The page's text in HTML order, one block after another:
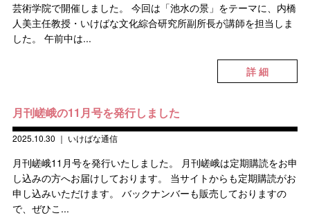
芸術学院で開催しました。 今回は「池水の景」をテーマに、内橋
人美主任教授・いけばな文化綜合研究所副所長が講師を担当しま
した。 午前中は...
詳 細
月刊嵯峨の11月号を発行しました
2025.10.30 ｜ いけばな通信
月刊嵯峨11月号を発行いたしました。 月刊嵯峨は定期購読をお申
し込みの方へお届けしております。 当サイトからも定期購読がお
申し込みいただけます。 バックナンバーも販売しておりますの
で、ぜひこ...